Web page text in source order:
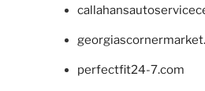
perfectfit24-7.com